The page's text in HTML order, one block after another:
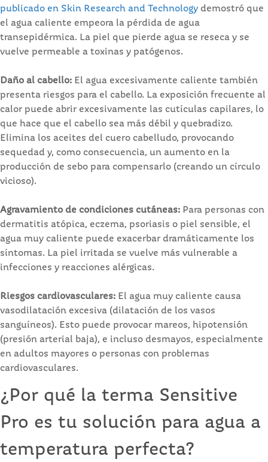
publicado en Skin Research and Technology demostró que
el agua caliente empeora la pérdida de agua
transepidérmica. La piel que pierde agua se reseca y se
vuelve permeable a toxinas y patógenos.
Daño al cabello: El agua excesivamente caliente también
presenta riesgos para el cabello. La exposición frecuente al
calor puede abrir excesivamente las cutículas capilares, lo
que hace que el cabello sea más débil y quebradizo.
Elimina los aceites del cuero cabelludo, provocando
sequedad y, como consecuencia, un aumento en la
producción de sebo para compensarlo (creando un círculo
vicioso).
Agravamiento de condiciones cutáneas: Para personas con
dermatitis atópica, eczema, psoriasis o piel sensible, el
agua muy caliente puede exacerbar dramáticamente los
síntomas. La piel irritada se vuelve más vulnerable a
infecciones y reacciones alérgicas.
Riesgos cardiovasculares: El agua muy caliente causa
vasodilatación excesiva (dilatación de los vasos
sanguíneos). Esto puede provocar mareos, hipotensión
(presión arterial baja), e incluso desmayos, especialmente
en adultos mayores o personas con problemas
cardiovasculares.
¿Por qué la terma Sensitive
Pro es tu solución para agua a
temperatura perfecta?